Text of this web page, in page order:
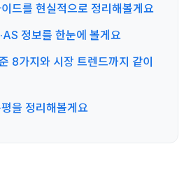
드를 현실적으로 정리해볼게요
정보를 한눈에 볼게요
8가지와 시장 트렌드까지 같이
을 정리해볼게요